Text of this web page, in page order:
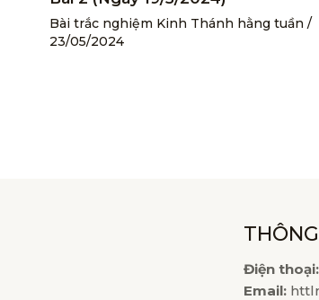
Bài trắc nghiệm Kinh Thánh hằng tuần /
23/05/2024
Điện thoại:
Email: